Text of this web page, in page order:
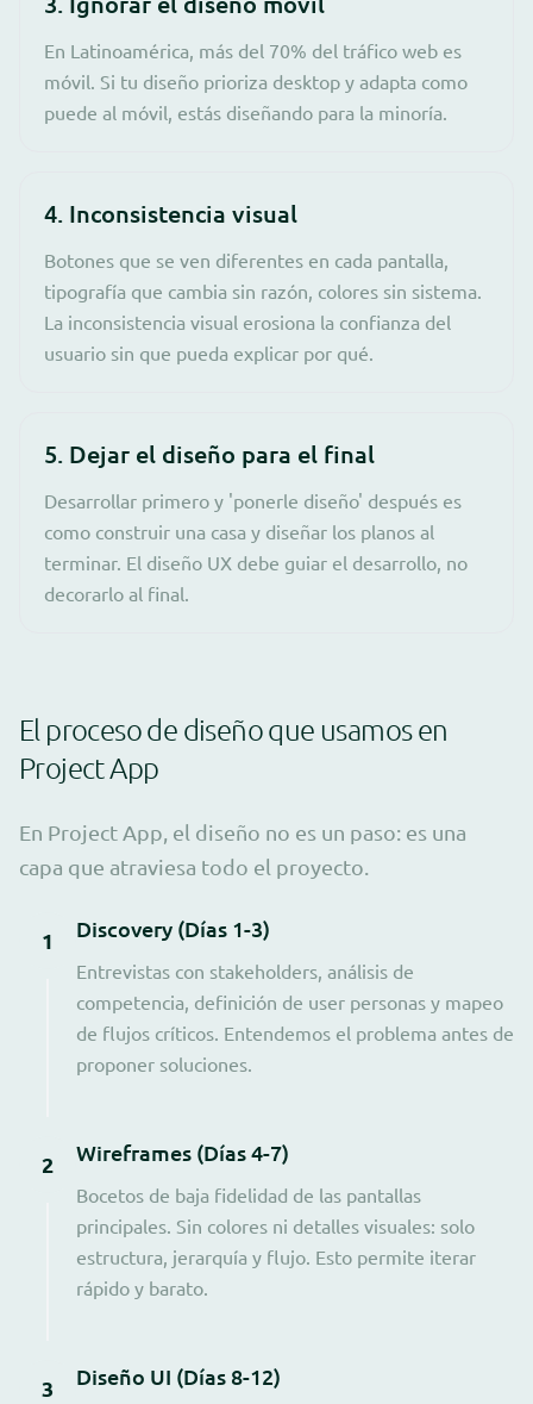
En Latinoamérica, más del 70% del tráfico web es
móvil. Si tu diseño prioriza desktop y adapta como
puede al móvil, estás diseñando para la minoría.
4. Inconsistencia visual
Botones que se ven diferentes en cada pantalla,
tipografía que cambia sin razón, colores sin sistema.
La inconsistencia visual erosiona la confianza del
usuario sin que pueda explicar por qué.
5. Dejar el diseño para el final
Desarrollar primero y 'ponerle diseño' después es
como construir una casa y diseñar los planos al
terminar. El diseño UX debe guiar el desarrollo, no
decorarlo al final.
El proceso de diseño que usamos en
Project App
En Project App, el diseño no es un paso: es una
capa que atraviesa todo el proyecto.
1 Discovery (Días 1-3)
Entrevistas con stakeholders, análisis de
competencia, definición de user personas y mapeo
de flujos críticos. Entendemos el problema antes de
proponer soluciones.
2 Wireframes (Días 4-7)
Bocetos de baja fidelidad de las pantallas
principales. Sin colores ni detalles visuales: solo
estructura, jerarquía y flujo. Esto permite iterar
rápido y barato.
3 Diseño UI (Días 8-12)